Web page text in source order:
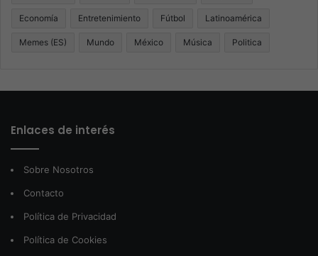
Economía Entretenimiento Fútbol Latinoamérica
Memes (ES) Mundo México Música Politica
Enlaces de interés
Sobre Nosotros
Contacto
Política de Privacidad
Política de Cookies